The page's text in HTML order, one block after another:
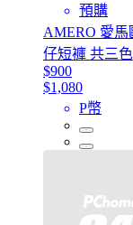
預購
AMERO 愛馬
仔短褲 共三色
$900
$1,080
P幣